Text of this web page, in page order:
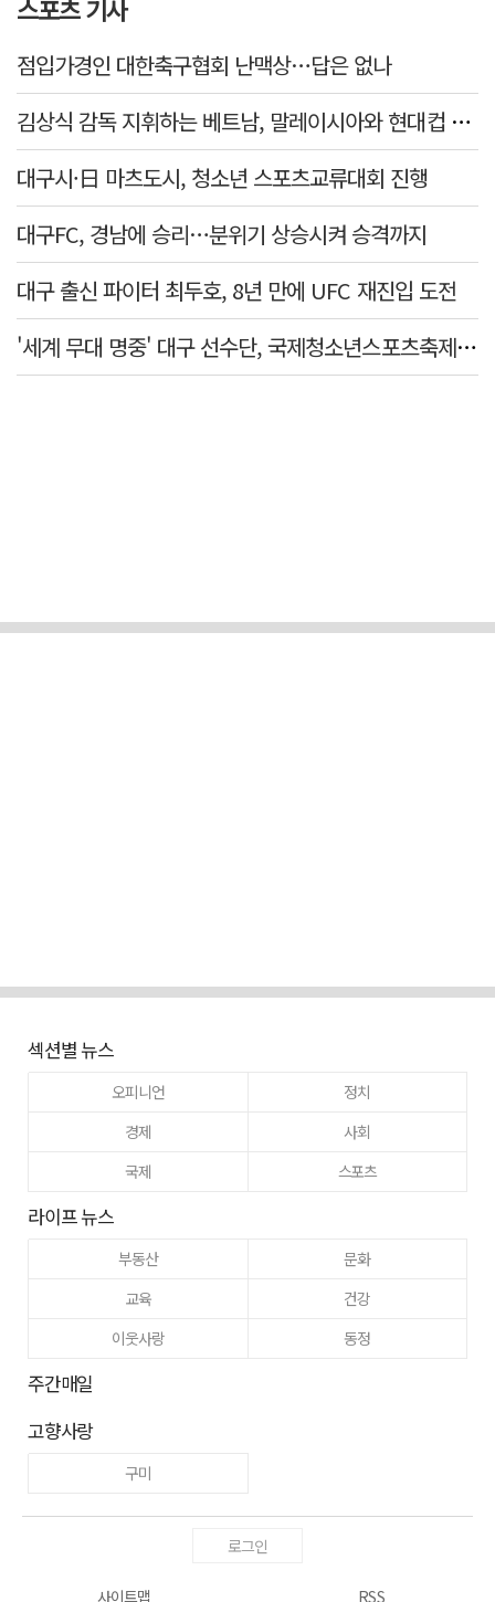
스포츠 기사
점입가경인 대한축구협회 난맥상…답은 없나
김상식 감독 지휘하는 베트남, 말레이시아와 현대컵 4강 격돌
대구시·日 마츠도시, 청소년 스포츠교류대회 진행
대구FC, 경남에 승리…분위기 상승시켜 승격까지
대구 출신 파이터 최두호, 8년 만에 UFC 재진입 도전
'세계 무대 명중' 대구 선수단, 국제청소년스포츠축제 금1·동4개
섹션별 뉴스
오피니언
정치
경제
사회
국제
스포츠
라이프 뉴스
부동산
문화
교육
건강
이웃사랑
동정
주간매일
고향사랑
구미
로그인
사이트맵 RSS